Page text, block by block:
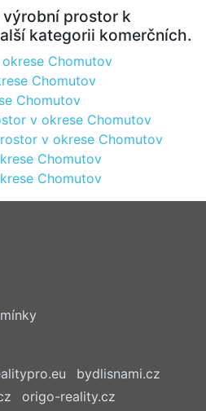
prostor k
kategorii komerčních.
Chomutov
Chomutov
Chomutov
v okrese Chomutov
v okrese Chomutov
Chomutov
Chomutov
bydlisnami.cz
origo-reality.cz